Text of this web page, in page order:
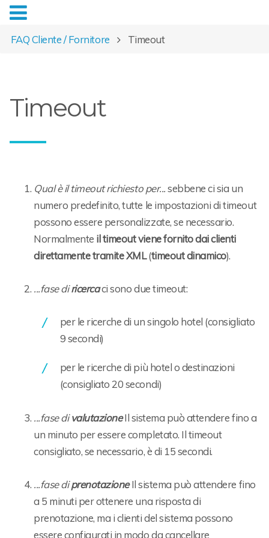
FAQ Cliente / Fornitore Timeout
Timeout
Qual è il timeout richiesto per...sebbene ci sia un
numero predefinito, tutte le impostazioni di timeout
possono essere personalizzate, se necessario.
Normalmente il timeout viene fornito dai clienti
direttamente tramite XML(timeout dinamico).
...fase diricercaci sono due timeout:
per le ricerche di un singolo hotel (consigliato
9 secondi)
per le ricerche di più hotel o destinazioni
(consigliato 20 secondi)
...fase divalutazioneIl sistema può attendere fino a
un minuto per essere completato. Il timeout
consigliato, se necessario, è di 15 secondi.
...fase diprenotazioneIl sistema può attendere fino
a 5 minuti per ottenere una risposta di
prenotazione, ma i clienti del sistema possono
essere configurati in modo da cancellare